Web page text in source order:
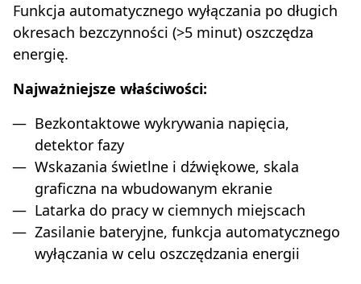
Funkcja automatycznego wyłączania po długich
okresach bezczynności (>5 minut) oszczędza
energię.
Najważniejsze właściwości:
Bezkontaktowe wykrywania napięcia,
detektor fazy
Wskazania świetlne i dźwiękowe, skala
graficzna na wbudowanym ekranie
Latarka do pracy w ciemnych miejscach
Zasilanie bateryjne, funkcja automatycznego
wyłączania w celu oszczędzania energii